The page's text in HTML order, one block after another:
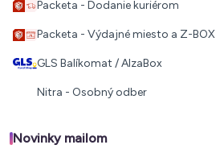
Packeta - Dodanie kuriérom
Packeta - Výdajné miesto a Z-BOX
GLS Balíkomat / AlzaBox
Nitra - Osobný odber
Novinky mailom